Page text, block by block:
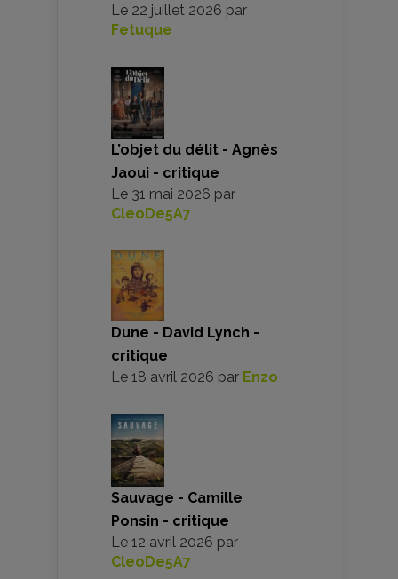
Le 22 juillet 2026 par
Fetuque
L’objet du délit - Agnès
Jaoui - critique
Le 31 mai 2026 par
CleoDe5A7
Dune - David Lynch -
critique
Le 18 avril 2026 par Enzo
Sauvage - Camille
Ponsin - critique
Le 12 avril 2026 par
CleoDe5A7